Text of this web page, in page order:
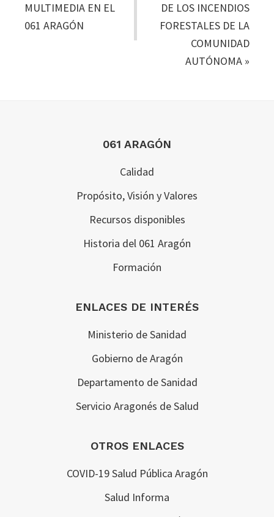
MULTIMEDIA EN EL
061 ARAGÓN
DE LOS INCENDIOS
FORESTALES DE LA
COMUNIDAD
AUTÓNOMA »
061 ARAGÓN
Calidad
Propósito, Visión y Valores
Recursos disponibles
Historia del 061 Aragón
Formación
ENLACES DE INTERÉS
Ministerio de Sanidad
Gobierno de Aragón
Departamento de Sanidad
Servicio Aragonés de Salud
OTROS ENLACES
COVID-19 Salud Pública Aragón
Salud Informa